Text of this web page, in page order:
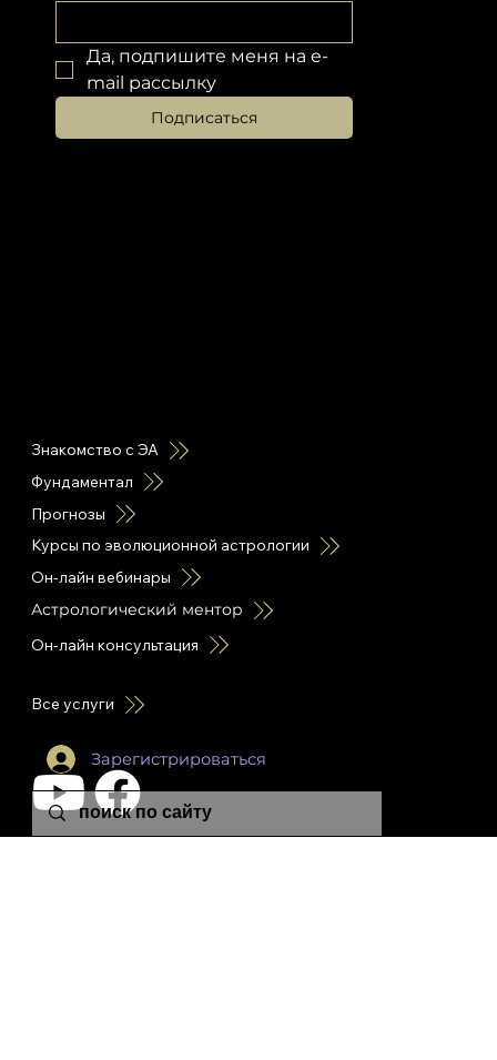
Да, подпишите меня на e-
mail рассылку
Подписаться
Знакомство с ЭА
Фундаментал
Прогнозы
Курсы по эволюционной астрологии
Он-лайн вебинары
Астрологический ментор
Он-лайн консультация
Все услуги
Зарегистрироваться